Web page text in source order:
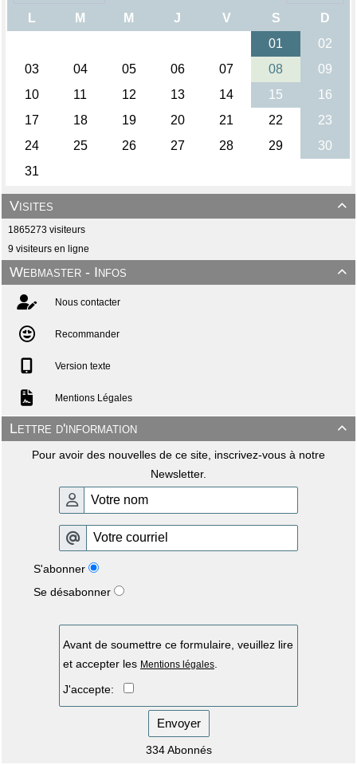

Visites
1865273 visiteurs
9 visiteurs en ligne

Webmaster - Infos
Nous contacter
Recommander
Version texte
Mentions Légales

Lettre d'information
Pour avoir des nouvelles de ce site, inscrivez-vous à notre
Newsletter.
S'abonner
Se désabonner
Avant de soumettre ce formulaire, veuillez lire
et accepter les Mentions légales
J'accepte:
Envoyer
334 Abonnés